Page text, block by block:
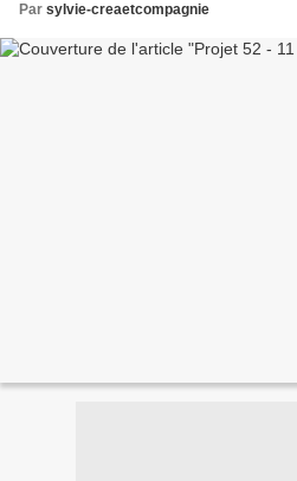
Par sylvie-creaetcompagnie